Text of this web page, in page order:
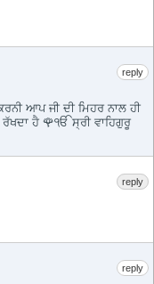
ਆਪ ਜੀ ਦੀ ਮਿਹਰ ਨਾਲ ਹੀ
ਹੈ 🌹ੴ ਸ੍ਰੀ ਵਾਹਿਗੁਰੂ
reply
reply
reply